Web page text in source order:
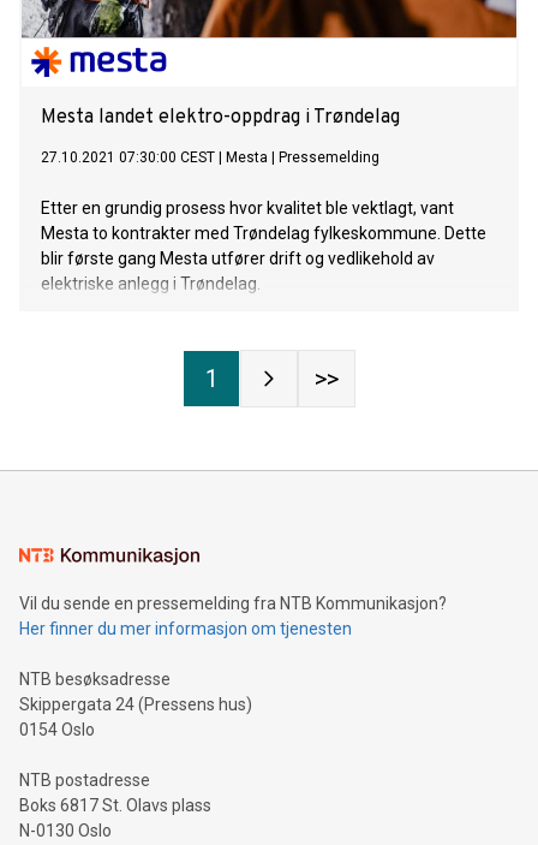
Mesta landet elektro-oppdrag i Trøndelag
27.10.2021 07:30:00 CEST Mesta Pressemelding
Etter en grundig prosess hvor kvalitet ble vektlagt, vant
Mesta to kontrakter med Trøndelag fylkeskommune. Dette
blir første gang Mesta utfører drift og vedlikehold av
elektriske anlegg i Trøndelag.
1 >>
Vil du sende en pressemelding fra NTB Kommunikasjon?
Her finner du mer informasjon om tjenesten
NTB besøksadresse
Skippergata 24 (Pressens hus)
0154 Oslo
NTB postadresse
Boks 6817 St. Olavs plass
N-0130 Oslo